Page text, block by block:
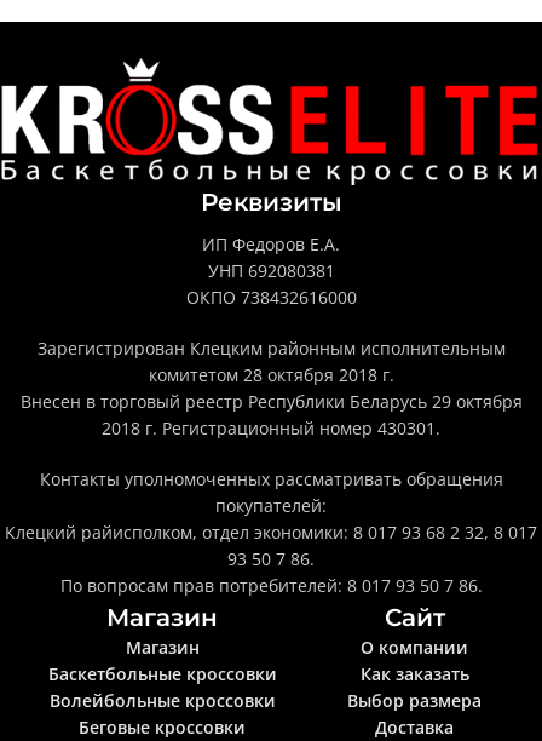
Реквизиты
ИП Федоров Е.А.
УНП 692080381
ОКПО 738432616000
Зарегистрирован Клецким районным исполнительным
комитетом 28 октября 2018 г.
Внесен в торговый реестр Республики Беларусь 29 октября
2018 г. Регистрационный номер 430301.
Контакты уполномоченных рассматривать обращения
покупателей:
Клецкий райисполком, отдел экономики: 8 017 93 68 2 32, 8 017
93 50 7 86.
По вопросам прав потребителей: 8 017 93 50 7 86.
Магазин
Магазин
Баскетбольные кроссовки
Волейбольные кроссовки
Беговые кроссовки
Сайт
О компании
Как заказать
Выбор размера
Доставка